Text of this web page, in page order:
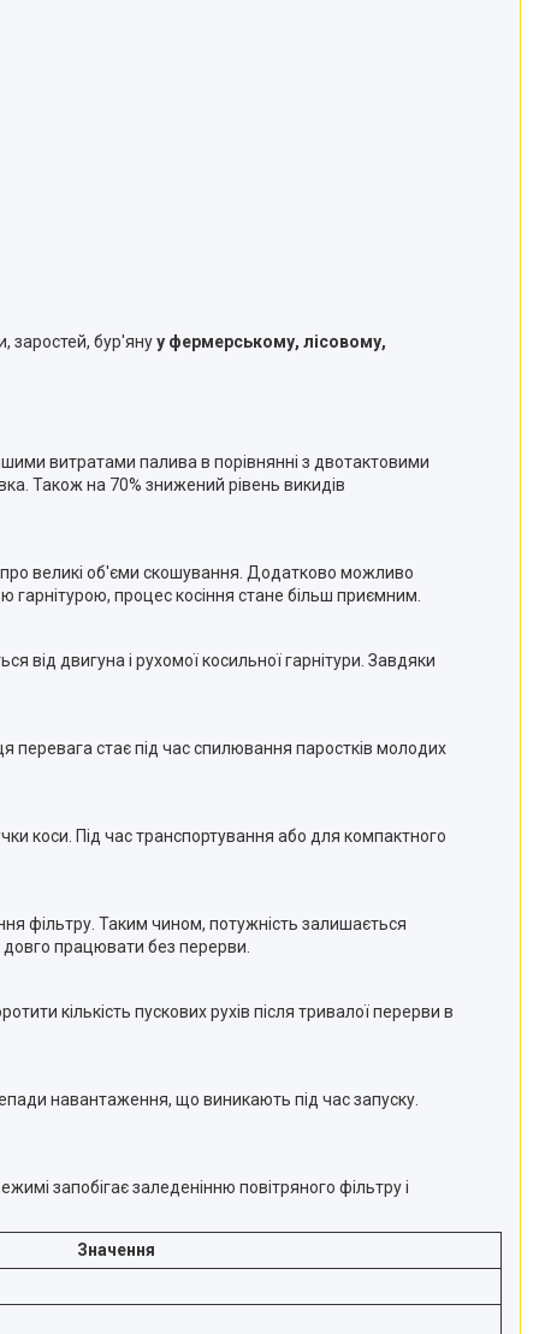
заростей, бур'януу фермерському, лісовому,
витратами палива в порівнянні з двотактовими
Також на 70% знижений рівень викидів
великі об'єми скошування. Додатково можливо
процес косіння стане більш приємним.
від двигуна і рухомої косильної гарнітури. Завдяки
перевага стає під час спилювання паростків молодих
коси. Під час транспортування або для компактного
фільтру. Таким чином, потужність залишається
працювати без перерви.
кількість пускових рухів після тривалої перерви в
навантаження, що виникають під час запуску.
запобігає заледенінню повітряного фільтру і
Значення